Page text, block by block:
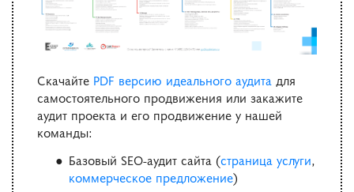
Скачайте PDF версию идеального аудита для
самостоятельного продвижения или закажите
аудит проекта и его продвижение у нашей
команды:
Базовый SEO-аудит сайта (страница услуги,
коммерческое предложение)